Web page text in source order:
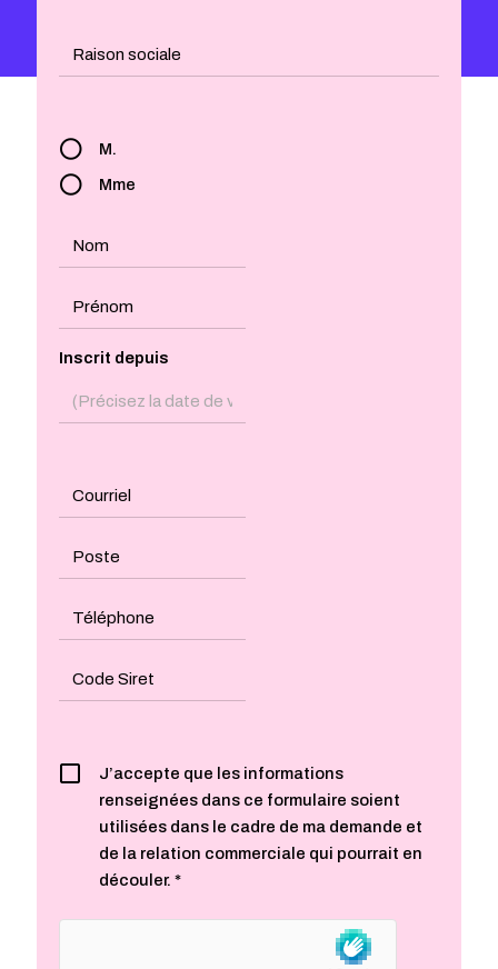
M.
Mme
Inscrit depuis
J’accepte que les informations
renseignées dans ce formulaire soient
utilisées dans le cadre de ma demande et
de la relation commerciale qui pourrait en
découler. *